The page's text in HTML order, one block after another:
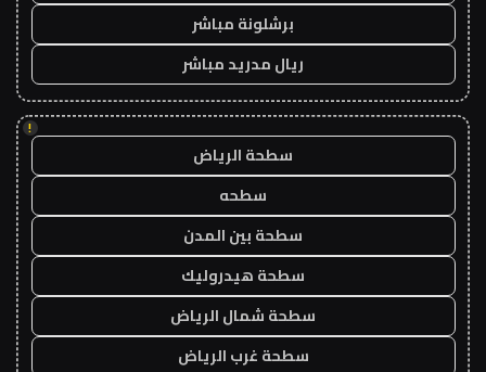
برشلونة مباشر
ريال مدريد مباشر
!
سطحة الرياض
سطحه
سطحة بين المدن
سطحة هيدروليك
سطحة شمال الرياض
سطحة غرب الرياض